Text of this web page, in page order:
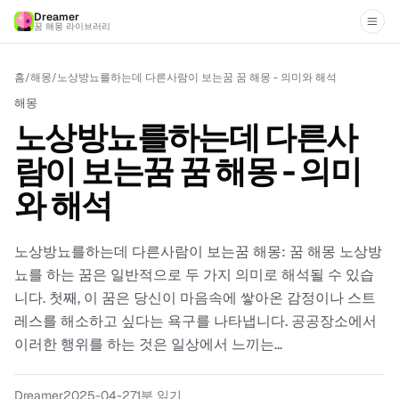
Dreamer
꿈 해몽 라이브러리
홈/해몽/노상방뇨를하는데 다른사람이 보는꿈 꿈 해몽 - 의미와 해석
해몽
노상방뇨를하는데 다른사
람이 보는꿈 꿈 해몽 - 의미
와 해석
노상방뇨를하는데 다른사람이 보는꿈 해몽: 꿈 해몽 노상방
뇨를 하는 꿈은 일반적으로 두 가지 의미로 해석될 수 있습
니다. 첫째, 이 꿈은 당신이 마음속에 쌓아온 감정이나 스트
레스를 해소하고 싶다는 욕구를 나타냅니다. 공공장소에서
이러한 행위를 하는 것은 일상에서 느끼는...
Dreamer2025-04-271분 읽기